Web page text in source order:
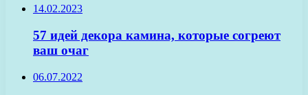
14.02.2023
57 идей декора камина, которые согреют
ваш очаг
06.07.2022